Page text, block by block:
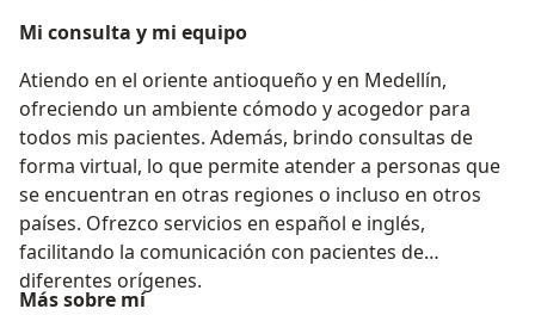
Mi consulta y mi equipo
Atiendo en el oriente antioqueño y en Medellín,
ofreciendo un ambiente cómodo y acogedor para
todos mis pacientes. Además, brindo consultas de
forma virtual, lo que permite atender a personas que
se encuentran en otras regiones o incluso en otros
países. Ofrezco servicios en español e inglés,
facilitando la comunicación con pacientes de
diferentes orígenes.
Más sobre mí